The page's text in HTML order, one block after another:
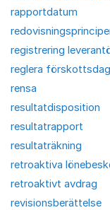
rapportdatum
registrering
reglera
rensa
resultatdisposition
resultatrapport
resultaträkning
retroaktiva
retroaktivt avdrag
revisionsberättelse